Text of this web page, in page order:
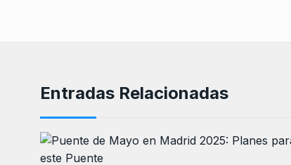
Entradas Relacionadas